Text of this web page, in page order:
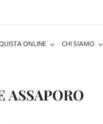
ONLINE CHI SIAMO
ASSAPORO